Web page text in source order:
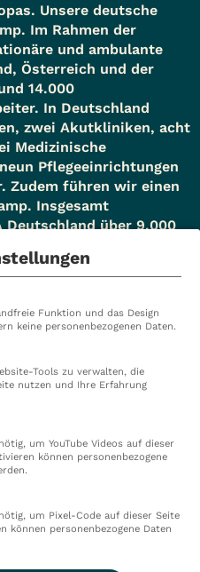
Unsere deutsche
Im Rahmen der
und ambulante
Österreich und der
14.000
In Deutschland
zwei Akutkliniken, acht
Medizinische
Pflegeeinrichtungen
Zudem führen wir einen
Insgesamt
Deutschland über 9.000
Ambulant
Karriere
Funktion und das Design
keine personenbezogenen Daten.
Tools zu verwalten, die
nutzen und Ihre Erfahrung
um YouTube Videos auf dieser
können personenbezogene
um Pixel-Code auf dieser Seite
können personenbezogene Daten